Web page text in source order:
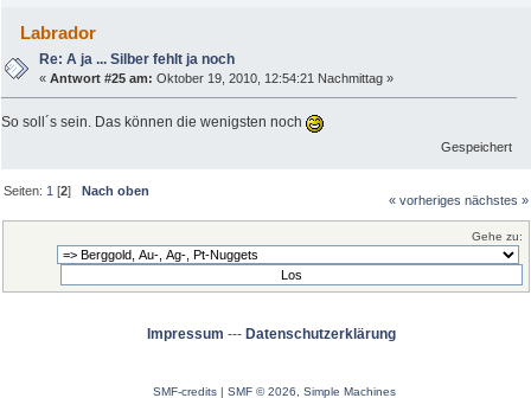
Labrador
Re: A ja ... Silber fehlt ja noch
«Antwort #25 am: Oktober 19, 2010, 12:54:21 Nachmittag »
So soll´s sein. Das können die wenigsten noch
Gespeichert
Seiten: 1 [2]Nach oben
« vorheriges nächstes »
Gehe zu:
Impressum --- Datenschutzerklärung
SMF-credits | SMF © 2026 Simple Machines